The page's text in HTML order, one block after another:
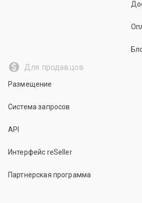
Для продавцов
Размещение
Система запросов
API
Интерфейс reSeller
Партнерская программа